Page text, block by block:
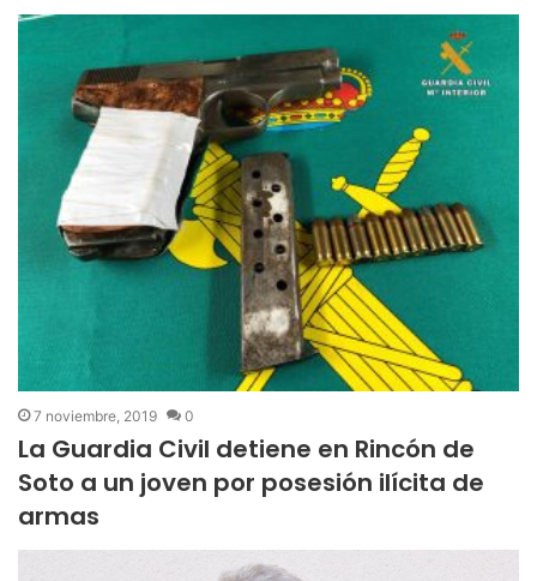
7 noviembre, 2019 0
La Guardia Civil detiene en Rincón de
Soto a un joven por posesión ilícita de
armas